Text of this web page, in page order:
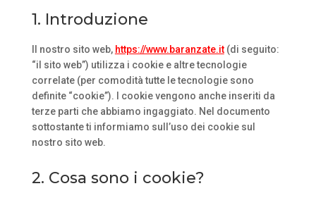
1. Introduzione
Il nostro sito web, https://www.baranzate.it(di seguito:
“il sito web”) utilizza i cookie e altre tecnologie
correlate (per comodità tutte le tecnologie sono
definite “cookie”). I cookie vengono anche inseriti da
terze parti che abbiamo ingaggiato. Nel documento
sottostante ti informiamo sull’uso dei cookie sul
nostro sito web.
2. Cosa sono i cookie?